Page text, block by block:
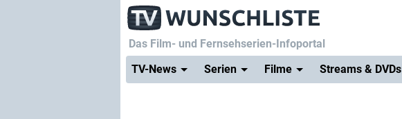
Das Film- und Fernsehserien-Infoportal
TV-News
Serien Filme Streams & DVDs